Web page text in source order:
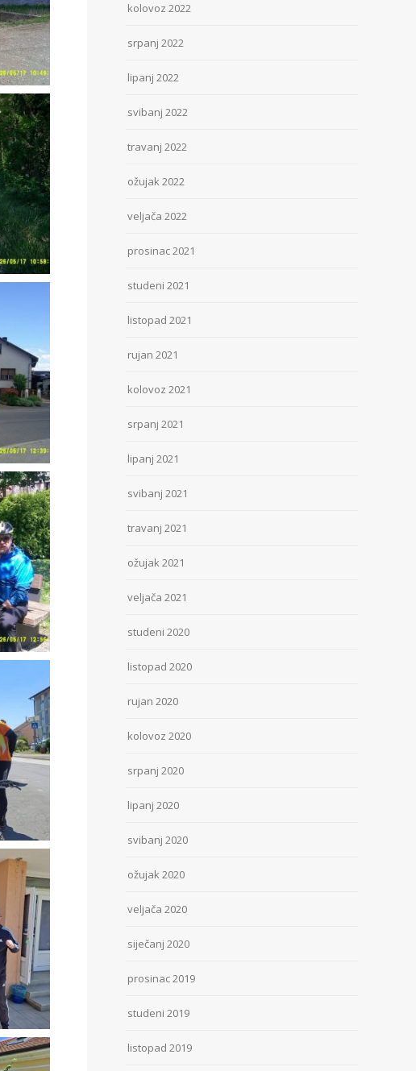
kolovoz 2022
srpanj 2022
lipanj 2022
svibanj 2022
travanj 2022
ožujak 2022
veljača 2022
prosinac 2021
studeni 2021
listopad 2021
rujan 2021
kolovoz 2021
srpanj 2021
lipanj 2021
svibanj 2021
travanj 2021
ožujak 2021
veljača 2021
studeni 2020
listopad 2020
rujan 2020
kolovoz 2020
srpanj 2020
lipanj 2020
svibanj 2020
ožujak 2020
veljača 2020
siječanj 2020
prosinac 2019
studeni 2019
listopad 2019